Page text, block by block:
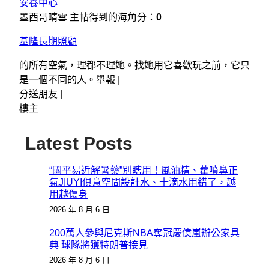
安養中心
墨西哥晴雪 主帖得到的海角分： 0
基隆長期照顧
的所有空氣，理都不理她。找她用它喜歡玩之前，它只
是一個不同的人。舉報 |
分送朋友 |
樓主
Latest Posts
“國平易近解暑藥”別瞎用！風油精、藿噴鼻正
氣JIUYI俱意空間設計水、十滴水用錯了，越
用越傷身
2026 年 8 月 6 日
200萬人參與尼克斯NBA奪冠慶億嵐辦公家具
典 球隊將獲特朗普接見
2026 年 8 月 6 日